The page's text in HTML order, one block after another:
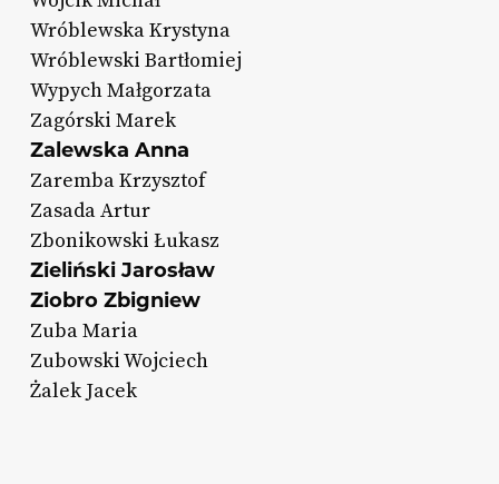
Wróblewska Krystyna
Wróblewski Bartłomiej
Wypych Małgorzata
Zagórski Marek
Zalewska Anna
Zaremba Krzysztof
Zasada Artur
Zbonikowski Łukasz
Zieliński Jarosław
Ziobro Zbigniew
Zuba Maria
Zubowski Wojciech
Żalek Jacek